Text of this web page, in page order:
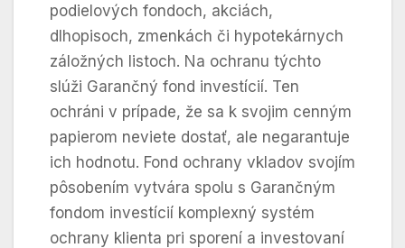
podielových fondoch, akciách,
dlhopisoch, zmenkách či hypotekárnych
záložných listoch. Na ochranu týchto
slúži Garančný fond investícií. Ten
ochráni v prípade, že sa k svojim cenným
papierom neviete dostať, ale negarantuje
ich hodnotu. Fond ochrany vkladov svojím
pôsobením vytvára spolu s Garančným
fondom investícií komplexný systém
ochrany klienta pri sporení a investovaní